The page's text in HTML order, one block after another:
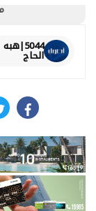
5044|هبه
الحاج